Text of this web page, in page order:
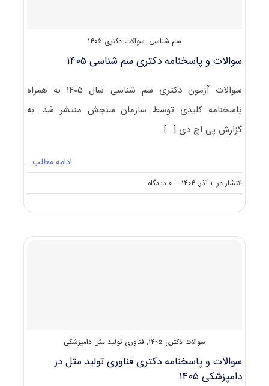
سم شناسی, سوالات دکتری ۱۴۰۵
سوالات و پاسخنامه دکتری سم شناسی ۱۴۰۵
سوالات آزمون دکتری سم شناسی سال ۱۴۰۵ به همراه
پاسخنامه کلیدی توسط سازمان سنجش منتشر شد. به
گزارش پی اچ دی [...]
ادامه مطلب…
انتشار در: ۱ آذر, ۱۴۰۴ -- ۰ دیدگاه
on
سوالات
سم
سوالات دکتری ۱۴۰۵ , فناوری تولید مثل دامپزشکی
سوالات و پاسخنامه دکتری فناوری تولید مثل در
دامپزشکی ۱۴۰۵